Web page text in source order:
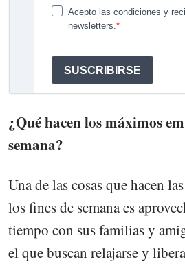
¿Qué hacen los máximos
semana?
Una de las cosas que hacen
los fines de semana es
tiempo con sus familias y
el que buscan relajarse y